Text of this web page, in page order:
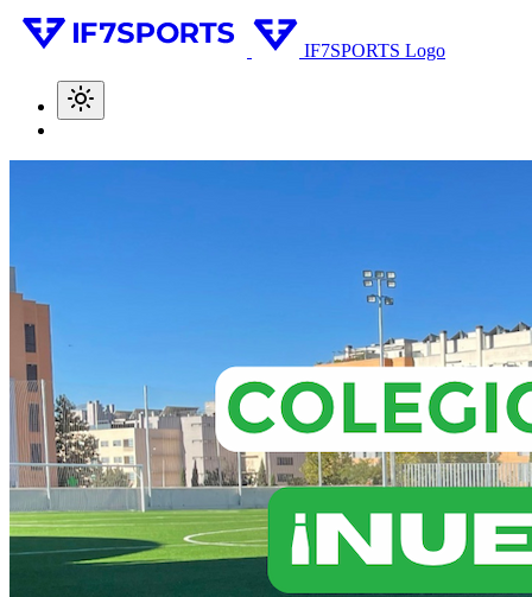
IF7SPORTS Logo